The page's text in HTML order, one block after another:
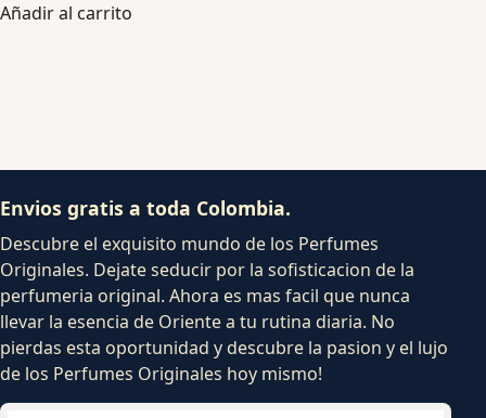
Añadir al carrito
Envios gratis a toda Colombia.
Descubre el exquisito mundo de los Perfumes
Originales. Dejate seducir por la sofisticacion de la
perfumeria original. Ahora es mas facil que nunca
llevar la esencia de Oriente a tu rutina diaria. No
pierdas esta oportunidad y descubre la pasion y el lujo
de los Perfumes Originales hoy mismo!